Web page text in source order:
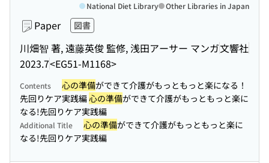
Paper 図書
川畑智 著, 遠藤英俊 監修, 浅田アーサー マンガ文響社
2023.7<EG51-M1168>
National Diet Library Other Libraries in Japan
Contents 心の準備ができて介護がもっともっと楽になる！
先回りケア実践編心の準備ができて介護がもっともっと楽に
なる!先回りケア実践編
Additional Title 心の準備ができて介護がもっともっと楽に
なる!先回りケア実践編